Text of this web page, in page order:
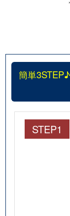
簡単3STEP♪
STEP1